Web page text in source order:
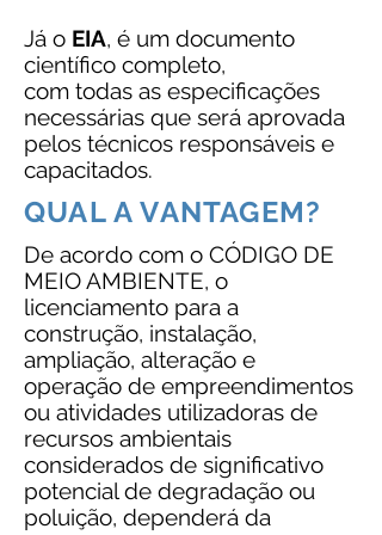
Já o EIA, é um documento
científico completo,
com todas as especificações
necessárias que será aprovada
pelos técnicos responsáveis e
capacitados.
QUAL A VANTAGEM?
De acordo com o CÓDIGO DE
MEIO AMBIENTE, o
licenciamento para a
construção, instalação,
ampliação, alteração e
operação de empreendimentos
ou atividades utilizadoras de
recursos ambientais
considerados de significativo
potencial de degradação ou
poluição, dependerá da